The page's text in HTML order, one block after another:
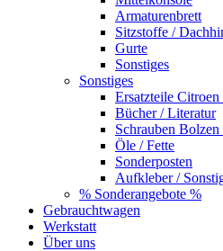
Armaturenbrett
Sitzstoffe /
Gurte
Sonstiges
Sonstiges
Ersatzteile
Bücher / Literatur
Schrauben
Öle / Fette
Sonderposten
Aufkleber /
% Sonderangebote %
Gebrauchtwagen
Werkstatt
Über uns